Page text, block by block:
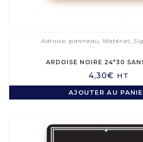
Adroise, panneau Matériel
ARDOISE NOIRE 24*30
4,30€ HT
AJOUTER AU